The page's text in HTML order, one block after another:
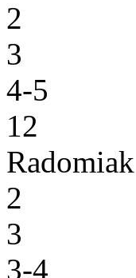
2
3
4-5
12
2
3
3-4